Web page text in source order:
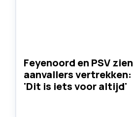
Feyenoord en PSV zien
aanvallers vertrekken:
'Dit is iets voor altijd'